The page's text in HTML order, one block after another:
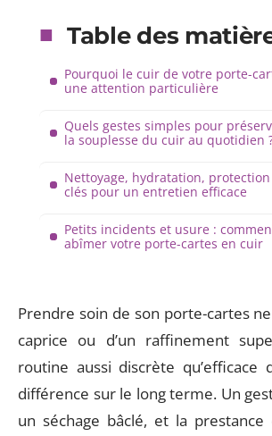
Table des
Pourquoi le cuir de votre porte-
une attention particulière
Quels gestes simples pour
la souplesse du cuir au quotidien
Nettoyage, hydratation,
clés pour un entretien efficace
Petits incidents et usure :
abîmer votre porte-cartes en cuir
Prendre soin de son porte-cartes
caprice ou d’un raffinement
routine aussi discrète
différence sur le long terme. Un
un séchage bâclé, et la prestance